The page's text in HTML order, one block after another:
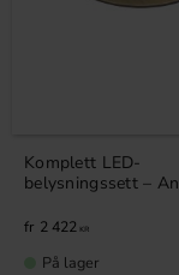
Komplett LED-
belysningssett –
2 422 KR
På lager